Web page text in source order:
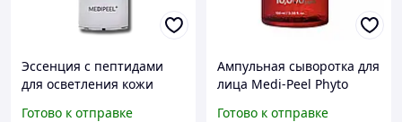
Эссенция с пептидами
для осветления кожи
Готово к отправке
Ампульная сыворотка для
лица Medi-Peel Phyto
Готово к отправке